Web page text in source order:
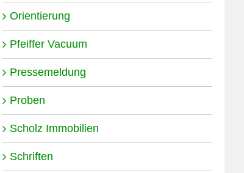
Orientierung
Pfeiffer Vacuum
Pressemeldung
Proben
Scholz Immobilien
Schriften